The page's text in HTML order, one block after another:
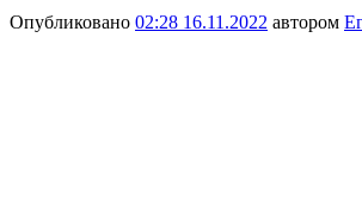
Опубликовано 02:28 16.11.2022 автором